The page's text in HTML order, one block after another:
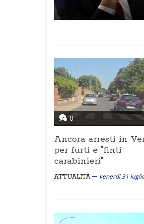
0
Ancora arresti in
per furti e "finti
carabinieri"
ATTUALITÀ venerdì 31